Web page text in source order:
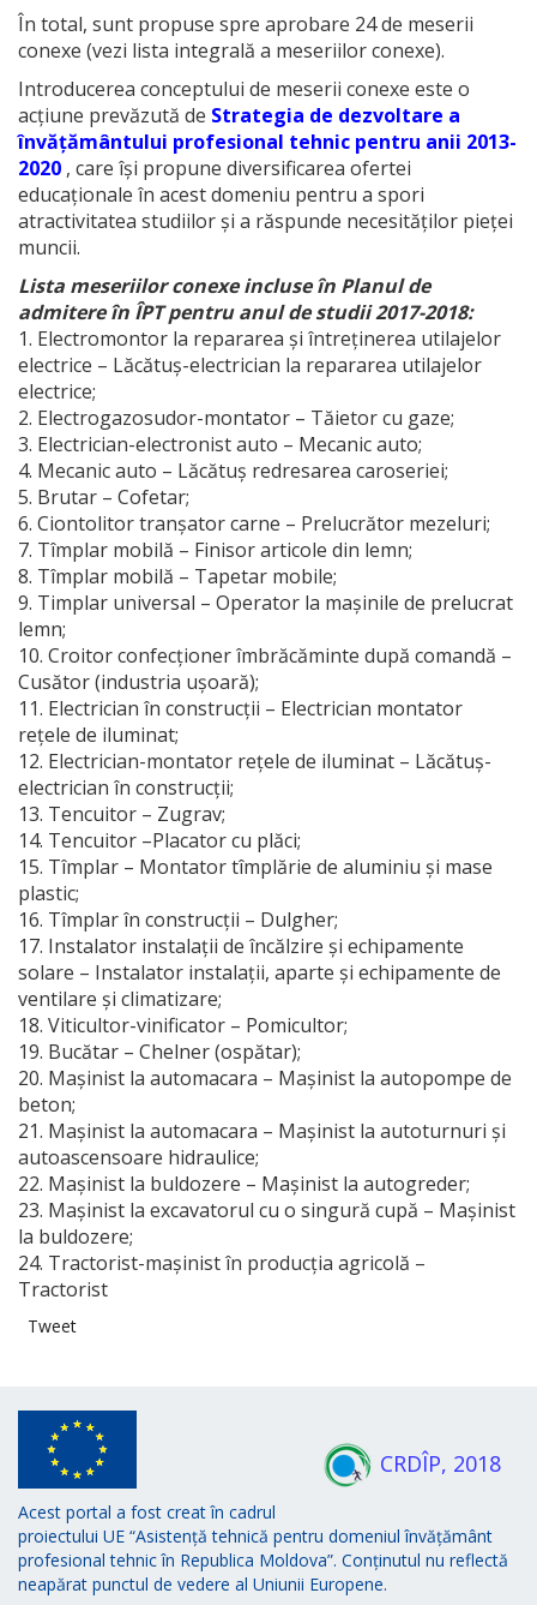
În total, sunt propuse spre aprobare 24 de meserii
conexe (vezi lista integrală a meseriilor conexe).
Introducerea conceptului de meserii conexe este o
acțiune prevăzută de Strategia de dezvoltare a
învățământului profesional tehnic pentru anii 2013-
2020 , care își propune diversificarea ofertei
educaționale în acest domeniu pentru a spori
atractivitatea studiilor și a răspunde necesităților pieței
muncii.
Lista meseriilor conexe incluse în Planul de
admitere în ÎPT pentru anul de studii 2017-2018:
1. Electromontor la repararea şi întreţinerea utilajelor
electrice – Lăcătuş-electrician la repararea utilajelor
electrice;
2. Electrogazosudor-montator – Tăietor cu gaze;
3. Electrician-electronist auto – Mecanic auto;
4. Mecanic auto – Lăcătuș redresarea caroseriei;
5. Brutar – Cofetar;
6. Ciontolitor tranșator carne – Prelucrător mezeluri;
7. Tîmplar mobilă – Finisor articole din lemn;
8. Tîmplar mobilă – Tapetar mobile;
9. Timplar universal – Operator la mașinile de prelucrat
lemn;
10. Croitor confecţioner îmbrăcăminte după comandă –
Cusător (industria uşoară);
11. Electrician în construcţii – Electrician montator
reţele de iluminat;
12. Electrician-montator reţele de iluminat – Lăcătuş-
electrician în construcţii;
13. Tencuitor – Zugrav;
14. Tencuitor –Placator cu plăci;
15. Tîmplar – Montator tîmplărie de aluminiu şi mase
plastic;
16. Tîmplar în construcţii – Dulgher;
17. Instalator instalaţii de încălzire şi echipamente
solare – Instalator instalaţii, aparte şi echipamente de
ventilare şi climatizare;
18. Viticultor-vinificator – Pomicultor;
19. Bucătar – Chelner (ospătar);
20. Maşinist la automacara – Maşinist la autopompe de
beton;
21. Maşinist la automacara – Maşinist la autoturnuri şi
autoascensoare hidraulice;
22. Maşinist la buldozere – Maşinist la autogreder;
23. Maşinist la excavatorul cu o singură cupă – Maşinist
la buldozere;
24. Tractorist-maşinist în producţia agricolă –
Tractorist
Tweet
CRDÎP, 2018
Acest portal a fost creat în cadrul
proiectului UE “Asistență tehnică pentru domeniul învățământ
profesional tehnic în Republica Moldova”. Conținutul nu reflectă
neapărat punctul de vedere al Uniunii Europene.